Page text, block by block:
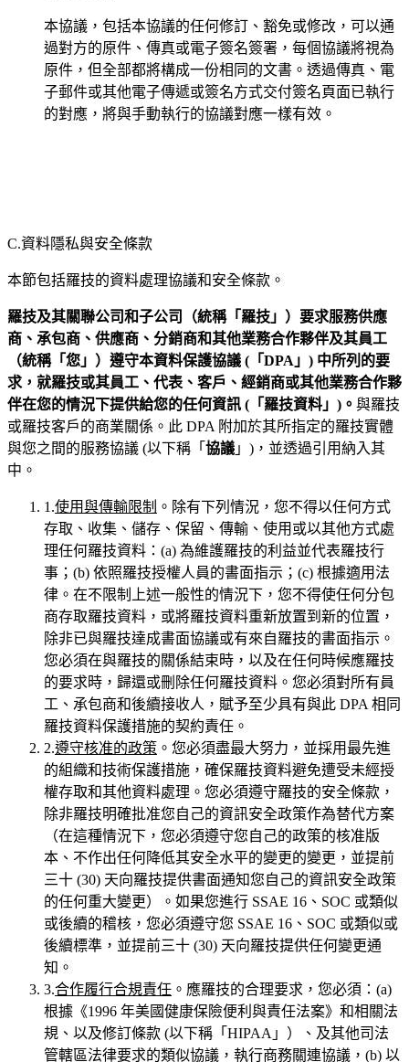
本協議，包括本協議的任何修訂、豁免或修改，可以通
過對方的原件、傳真或電子簽名簽署，每個協議將視為
原件，但全部都將構成一份相同的文書。透過傳真、電
子郵件或其他電子傳遞或簽名方式交付簽名頁面已執行
的對應，將與手動執行的協議對應一樣有效。
C.資料隱私與安全條款
本節包括羅技的資料處理協議和安全條款。
羅技及其關聯公司和子公司（統稱「羅技」）要求服務供應
商、承包商、供應商、分銷商和其他業務合作夥伴及其員工
（統稱「您 」）遵守本資料保護協議 (「DPA 」) 中所列的要
求，就羅技或其員工、代表、客戶、經銷商或其他業務合作夥
伴在您的情況下提供給您的任何資訊 (「羅技資料」)。 與羅技
或羅技客戶的商業關係。此 DPA 附加於其所指定的羅技實體
與您之間的服務協議 (以下稱「 協議 」)，並透過引用納入其
中。
1.使用與傳輸限制 。除有下列情況，您不得以任何方式
存取、收集、儲存、保留、傳輸、使用或以其他方式處
理任何羅技資料：(a) 為維護羅技的利益並代表羅技行
事；(b) 依照羅技授權人員的書面指示；(c) 根據適用法
律。在不限制上述一般性的情況下，您不得使任何分包
商存取羅技資料，或將羅技資料重新放置到新的位置，
除非已與羅技達成書面協議或有來自羅技的書面指示。
您必須在與羅技的關係結束時，以及在任何時候應羅技
的要求時，歸還或刪除任何羅技資料。您必須對所有員
工、承包商和後續接收人，賦予至少具有與此 DPA 相同
羅技資料保護措施的契約責任。
2.遵守核准的政策 。您必須盡最大努力，並採用最先進
的組織和技術保護措施，確保羅技資料避免遭受未經授
權存取和其他資料處理。您必須遵守羅技的安全條款，
除非羅技明確批准您自己的資訊安全政策作為替代方案
（在這種情況下，您必須遵守您自己的政策的核准版
本、不作出任何降低其安全水平的變更的變更，並提前
三十 (30) 天向羅技提供書面通知您自己的資訊安全政策
的任何重大變更）。如果您進行 SSAE 16、SOC 或類似
或後續的稽核，您必須遵守您 SSAE 16、SOC 或類似或
後續標準，並提前三十 (30) 天向羅技提供任何變更通
知。
3.合作履行合規責任 。應羅技的合理要求，您必須：(a)
根據《1996 年美國健康保險便利與責任法案》和相關法
規、以及修訂條款 (以下稱「HIPAA」）、及其他司法
管轄區法律要求的類似協議，執行商務關連協議，(b) 以